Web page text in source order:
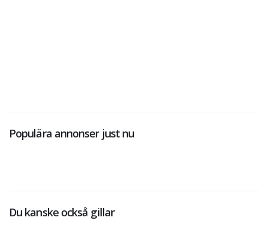
Populära annonser just nu
Du kanske också gillar